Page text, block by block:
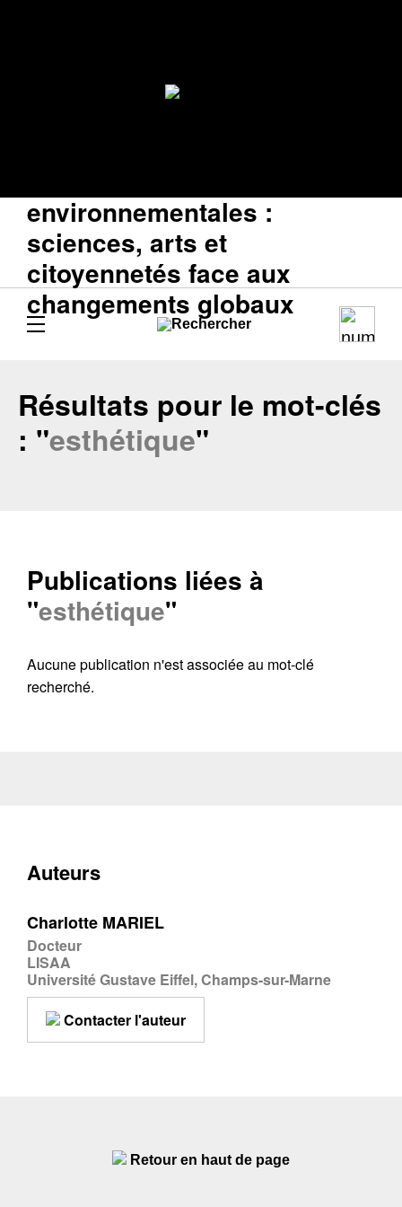
environnementales :
sciences, arts et
citoyennetés face aux
changements globaux
Résultats pour le mot-clés
: "esthétique"
Publications liées à
"esthétique"
Aucune publication n'est associée au mot-clé
recherché.
Auteurs
Charlotte MARIEL
Docteur
LISAA
Université Gustave Eiffel, Champs-sur-Marne
Contacter l'auteur
Contacter
Retour en haut de page